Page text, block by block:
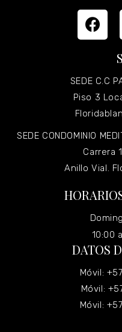
SEDE C.C
Piso 3
SEDE CONDOMINIO
Carrera
Anillo Vial.
10:00
DATOS
Móvil:
Móvil:
Móvil: